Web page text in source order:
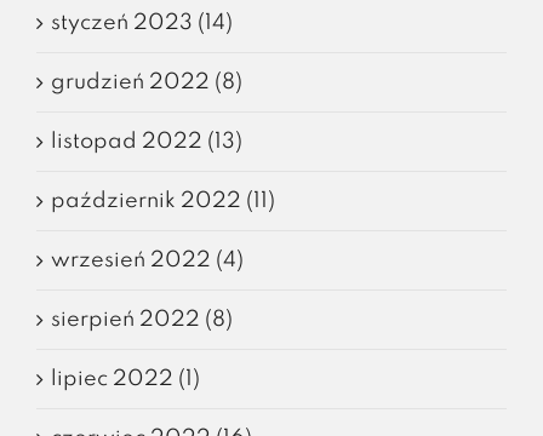
styczeń 2023 (14)
grudzień 2022 (8)
listopad 2022 (13)
październik 2022 (11)
wrzesień 2022 (4)
sierpień 2022 (8)
lipiec 2022 (1)